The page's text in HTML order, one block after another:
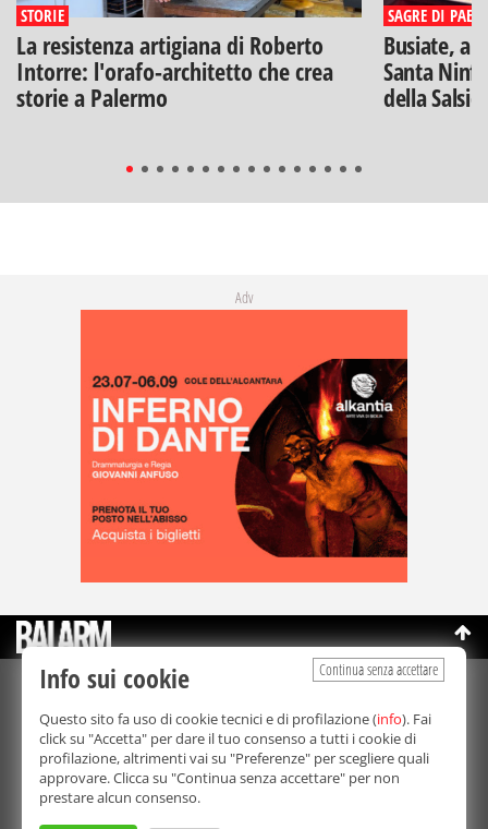
STORIE
La resistenza artigiana di Roberto
Intorre: l'orafo-architetto che crea
storie a Palermo
SAGRE DI PAESE
Busiate,
Santa
della
Adv
©Copyright 2003-2026
Bmedia Srl- P.IVA 07064240828
La riproduzione totale o parziale di tutti i contenuti, in qualunque
forma, su qualsiasi supporto è proibita.
Balarm.it è una testata giornalistica registrata. Autorizzazione del
Tribunale di Palermo n° 32 del 21/10/2003
Direttore responsabile:
Continua senza accettare
Info sui cookie
Questo sito fa uso di cookie tecnici e di profilazione (info). Fai
click su "Accetta" per dare il tuo consenso a tutti i cookie di
profilazione, altrimenti vai su "Preferenze" per scegliere quali
approvare. Clicca su "Continua senza accettare" per non
prestare alcun consenso.